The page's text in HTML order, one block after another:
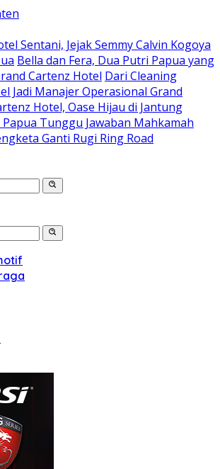
Sentani, Jejak Semmy Calvin Kogoya
Bella dan Fera, Dua Putri Papua yang
Cartenz Hotel Dari Cleaning
Jadi Manajer Operasional Grand
Hotel, Oase Hijau di Jantung
Tunggu Jawaban Mahkamah
Ganti Rugi Ring Road